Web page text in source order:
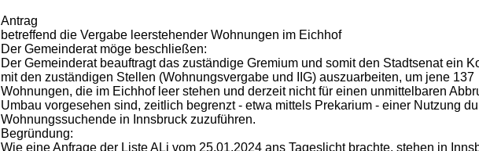
Antrag
betreffend die Vergabe leerstehender Wohnungen im Eichhof
Der Gemeinderat möge beschließen:
Der Gemeinderat beauftragt das zuständige Gremium und somit den Stadtsenat ein
mit den zuständigen Stellen (Wohnungsvergabe und IIG) auszuarbeiten, um jene 137
Wohnungen, die im Eichhof leer stehen und derzeit nicht für einen unmittelbaren
Umbau vorgesehen sind, zeitlich begrenzt - etwa mittels Prekarium - einer Nutzung
Wohnungssuchende in Innsbruck zuzuführen.
Begründung:
Wie eine Anfrage der Liste ALi vom 25.01.2024 ans Tageslicht brachte, stehen in